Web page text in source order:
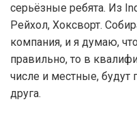
серьёзные ребята. Из
Рейхол, Хоксворт.
компания, и я думаю,
правильно, то в
числе и местные, будут
друга.